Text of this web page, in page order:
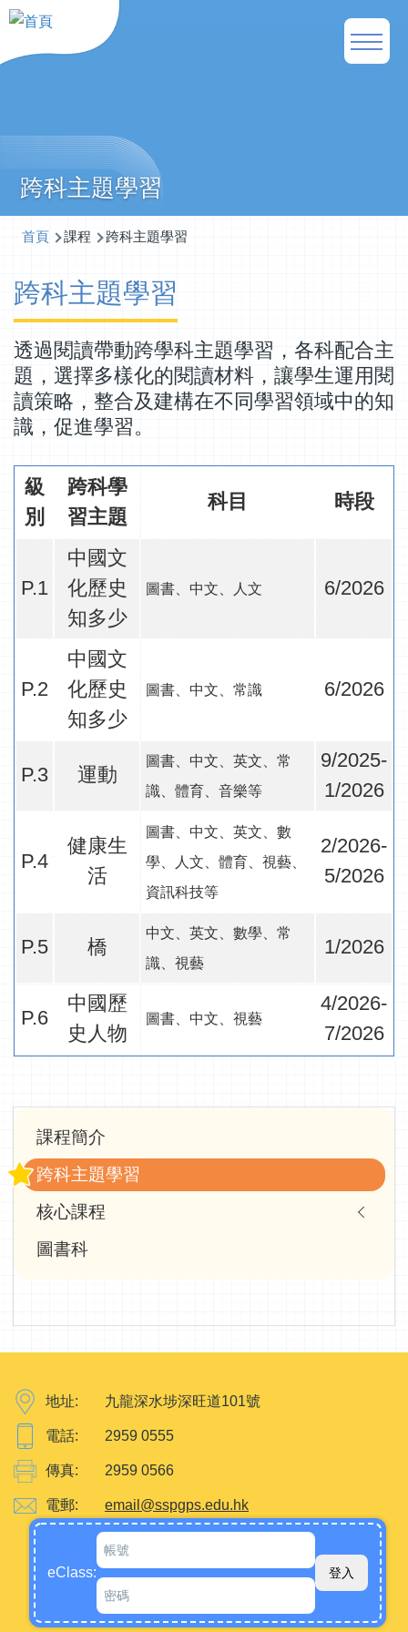
移至主內容
Main
跨科主題學習
導
連
結
首頁 課程 跨科主題學習
跨科主題學習
透過閱讀帶動跨學科主題學習，各科配合主
題，選擇多樣化的閱讀材料，讓學生運用閱
讀策略，整合及建構在不同學習領域中的知
識，促進學習。
級
別
跨科學
習主題
科目 時段
P.1
中國文
化歷史
知多少
圖書、中文、人文 6/2026
P.2
中國文
化歷史
知多少
圖書、中文、常識 6/2026
P.3 運動
圖書、中文、英文、常
識、體育、音樂等
9/2025-
1/2026
P.4
健康生
活
圖書、中文、英文、數
學、人文、體育、視藝、
資訊科技等
2/2026-
5/2026
P.5 橋
中文、英文、數學、常
識、視藝
1/2026
P.6
中國歷
史人物
圖書、中文、視藝
4/2026-
7/2026
Main
navigation
課程簡介
跨科主題學習
核心課程
圖書科
地址: 九龍深水埗深旺道101號
電話: 2959 0555
傳真: 2959 0566
電郵: email@sspgps.edu.hk
eClass: